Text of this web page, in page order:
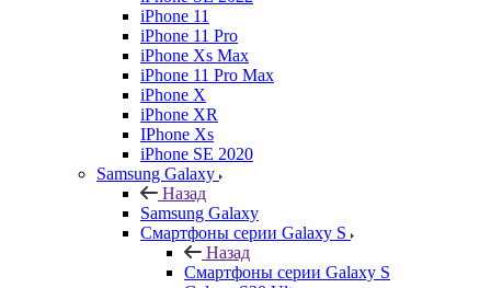
iPhone 11
iPhone 11 Pro
iPhone Xs Max
iPhone 11 Pro Max
iPhone X
iPhone XR
IPhone Xs
iPhone SE 2020
Samsung Galaxy
Назад
Samsung Galaxy
Смартфоны серии Galaxy S
Назад
Смартфоны серии Galaxy S